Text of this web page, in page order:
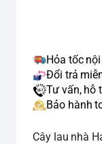
Hỏa tốc
Đổi trả
Tư vấn, hỗ
Bảo hành
Cây lau nhà